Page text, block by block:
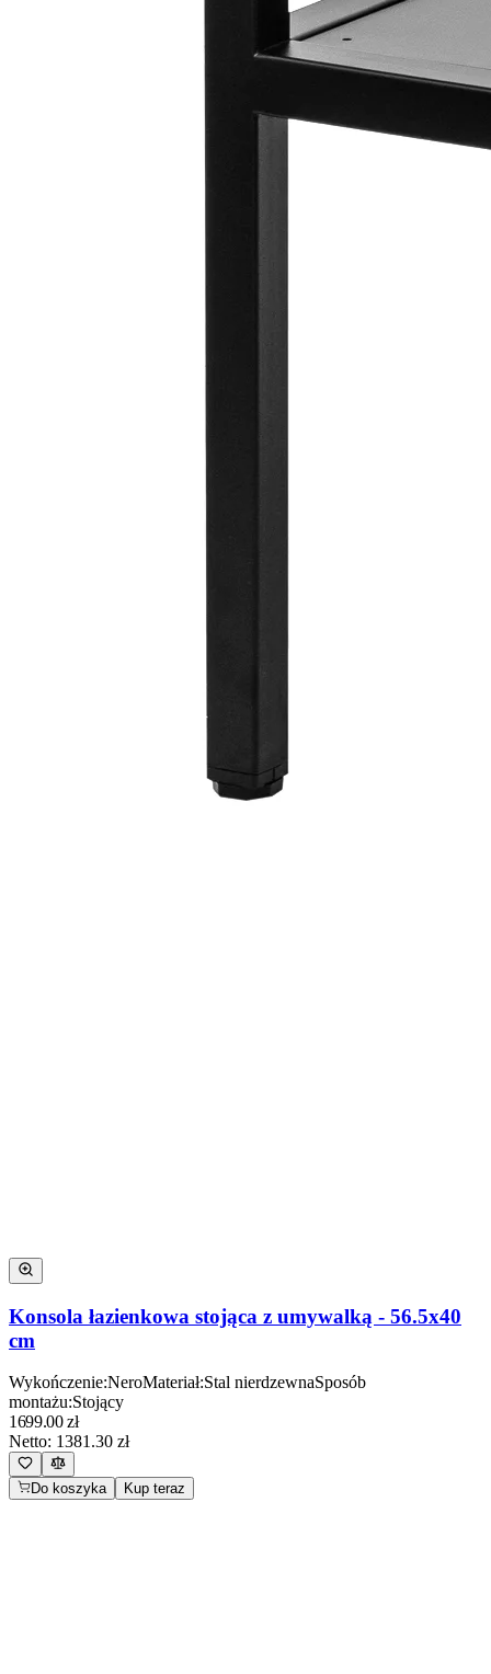
Konsola łazienkowa stojąca z umywalką - 56.5x40
cm
Wykończenie:NeroMateriał:Stal nierdzewnaSposób
montażu:Stojący
1699.00zł
Netto: 1381.30 zł
Do koszyka Kup teraz